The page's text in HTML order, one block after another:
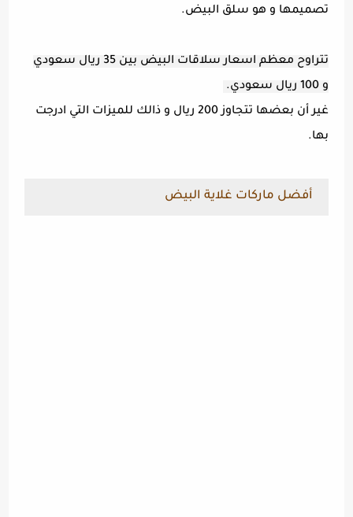
تصميمها و هو سلق البيض.
تتراوح معظم اسعار سلاقات البيض بين 35 ريال سعودي
و 100 ريال سعودي.
غير أن بعضها تتجاوز 200 ريال و ذالك للميزات التي ادرجت
بها.
أفضل ماركات غلاية البيض